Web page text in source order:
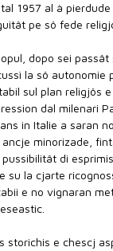
1957 al à
pe sô fede
dopo sei
la sô autonomie
sul plan religjôs
dal milenari
in Italie a saran
minorizade,
pussibilitât di
su la cjarte
e no vignaran
storichis e chescj